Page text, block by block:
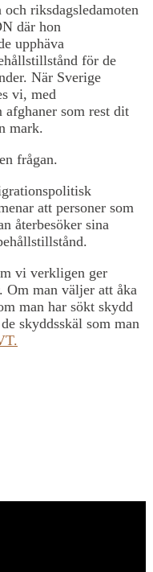
riksdagsledamoten
där hon
upphäva
för de
När Sverige
vi, med
afghaner som rest dit
mark.
frågan.
att personer som
återbesöker sina
vi verkligen ger
Om man väljer att åka
man har sökt skydd
skyddsskäl som man